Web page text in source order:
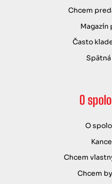
Chcem
Magazín
Často
Spätná
O
O
Chcem
Chcem